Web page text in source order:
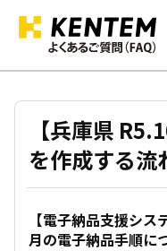
【兵庫県
を作成する流
【電子納品支援シ
月の電子納品手順に